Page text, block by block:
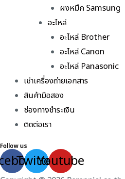
ผงหมึก Samsung
อะไหล่
อะไหล่ Brother
อะไหล่ Canon
อะไหล่ Panasonic
เช่าเครื่องถ่ายเอกสาร
สินค้ามือสอง
ช่องทางชำระเงิน
ติดต่อเรา
Follow us
TwitterYoutube